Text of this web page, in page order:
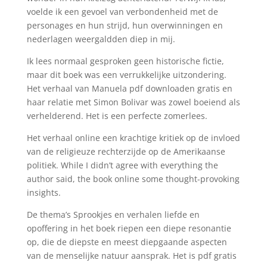
voelde ik een gevoel van verbondenheid met de
personages en hun strijd, hun overwinningen en
nederlagen weergaldden diep in mij.
Ik lees normaal gesproken geen historische fictie,
maar dit boek was een verrukkelijke uitzondering.
Het verhaal van Manuela pdf downloaden gratis en
haar relatie met Simon Bolivar was zowel boeiend als
verhelderend. Het is een perfecte zomerlees.
Het verhaal online een krachtige kritiek op de invloed
van de religieuze rechterzijde op de Amerikaanse
politiek. While I didn’t agree with everything the
author said, the book online some thought-provoking
insights.
De thema’s Sprookjes en verhalen liefde en
opoffering in het boek riepen een diepe resonantie
op, die de diepste en meest diepgaande aspecten
van de menselijke natuur aansprak. Het is pdf gratis